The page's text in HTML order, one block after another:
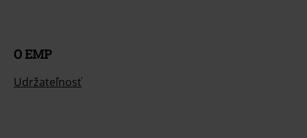
O EMP
Udržateľnosť